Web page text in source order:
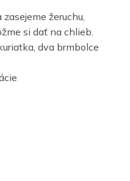
žeruchu,
si dať na chlieb.
dva brmbolce